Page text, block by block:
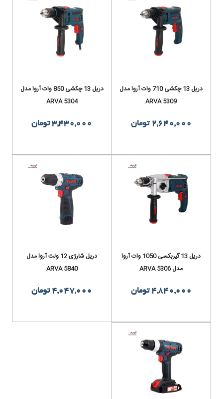
دریل 13 چکشی 710 وات آروا مدل
ARVA 5309
2,640,000 تومان
دریل 13 چکشی 850 وات آروا مدل
ARVA 5304
3,430,000 تومان
دریل 13 گیربکسی 1050 وات آروا
مدل ARVA 5306
4,840,000 تومان
دریل شارژی 12 ولت آروا مدل
ARVA 5840
4,047,000 تومان